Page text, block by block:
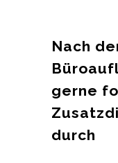
Nach
gerne
durch